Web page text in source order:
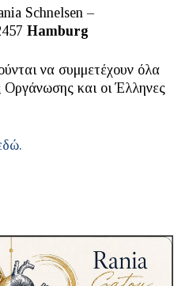
Schnelsen –
Hamburg
να συμμετέχουν όλα
και οι Έλληνες